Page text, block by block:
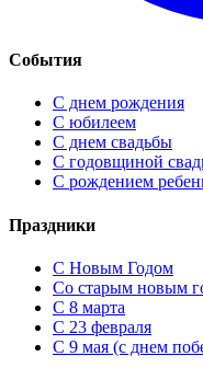
События
С днем рождения
С юбилеем
С днем свадьбы
С годовщиной
С рождением
Праздники
C Новым Годом
Cо старым новым
С 8 марта
С 23 февраля
С 9 мая (с днем